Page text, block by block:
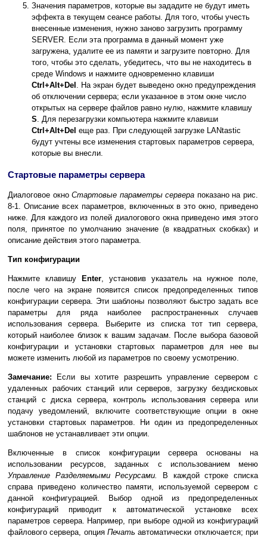
Значения параметров, которые вы зададите не будут иметь
эффекта в текущем сеансе работы. Для того, чтобы учесть
внесенные изменения, нужно заново загрузить программу
SERVER. Если эта программа в данный момент уже
загружена, удалите ее из памяти и загрузите повторно. Для
того, чтобы это сделать, убедитесь, что вы не находитесь в
среде Windows и нажмите одновременно клавиши
Ctrl+Alt+Del
. На экран будет выведено окно предупреждения
об отключении сервера; если указанное в этом окне число
открытых на сервере файлов равно нулю, нажмите клавишу
S . Для перезагрузки компьютера нажмите клавиши
Ctrl+Alt+Del еще раз. При следующей загрузке LANtastic
будут учтены все изменения стартовых параметров сервера,
которые вы внесли.
Стартовые параметры сервера
Диалоговое окноСтартовые параметры сервера показано на рис.
8-1. Описание всех параметров, включенных в это окно, приведено
ниже. Для каждого из полей диалогового окна приведено имя этого
поля, принятое по умолчанию значение (в квадратных скобках) и
описание действия этого параметра.
Тип конфигурации
Нажмите клавишу Enter , установив указатель на нужное поле,
после чего на экране появится список предопределенных типов
конфигурации сервера. Эти шаблоны позволяют быстро задать все
параметры для ряда наиболее распространенных случаев
использования сервера. Выберите из списка тот тип сервера,
который наиболее близок к вашим задачам. После выбора базовой
конфигурации и установки стартовых параметров для нее вы
можете изменить любой из параметров по своему усмотрению.
Замечание: Если вы хотите разрешить управление сервером с
удаленных рабочих станций или серверов, загрузку бездисковых
станций с диска сервера, контроль использования сервера или
подачу уведомлений, включите соответствующие опции в окне
установки стартовых параметров. Ни один из предопределенных
шаблонов не устанавливает эти опции.
Включенные в список конфигурации сервера основаны на
использовании ресурсов, заданных с использованием меню
Управление Разделяемыми Ресурсами.
В каждой строке списка
справа приведено количество памяти, используемой сервером с
данной конфигурацией. Выбор одной из предопределенных
конфигураций приводит к автоматической установке всех
параметров сервера. Например, при выборе одной из конфигураций
файлового сервера, опция Печать автоматически отключается; при